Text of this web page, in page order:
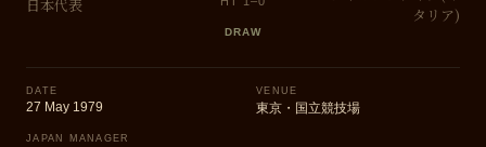
日本代表
DRAW
タリア)
DATE
27 May 1979
VENUE
東京・国立競技場
JAPAN MANAGER